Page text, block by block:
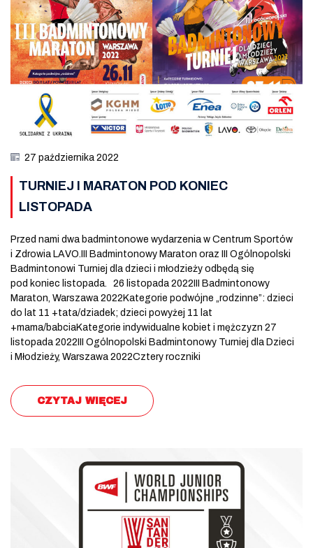
27 października 2022
TURNIEJ I MARATON POD KONIEC
LISTOPADA
Przed nami dwa badmintonowe wydarzenia w Centrum Sportów
i Zdrowia LAVO.III Badmintonowy Maraton oraz III Ogólnopolski
Badmintonowi Turniej dla dzieci i młodzieży odbędą się
pod koniec listopada. 26 listopada 2022III Badmintonowy
Maraton, Warszawa 2022Kategorie podwójne „rodzinne”: dzieci
do lat 11 +tata/dziadek; dzieci powyżej 11 lat
+mama/babciaKategorie indywidualne kobiet i mężczyzn 27
listopada 2022III Ogólnopolski Badmintonowy Turniej dla Dzieci
i Młodzieży, Warszawa 2022Cztery roczniki
CZYTAJ WIĘCEJ